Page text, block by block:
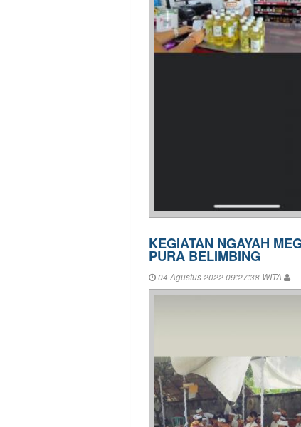
KEGIATAN NGAYAH
PURA BELIMBING
04 Agustus 2022 09:27:38 WITA